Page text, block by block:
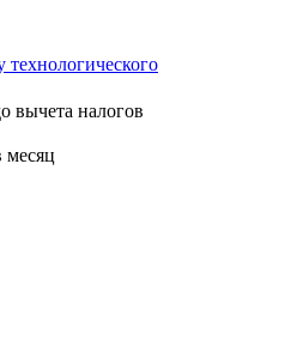
вычета налогов
месяц